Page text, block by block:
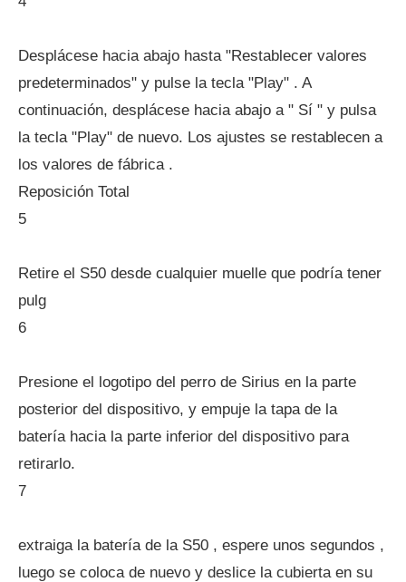
Desplácese hacia abajo hasta "Restablecer valores
predeterminados" y pulse la tecla "Play" . A
continuación, desplácese hacia abajo a " Sí " y pulsa
la tecla "Play" de nuevo. Los ajustes se restablecen a
los valores de fábrica .
Reposición Total
5
Retire el S50 desde cualquier muelle que podría tener
pulg
6
Presione el logotipo del perro de Sirius en la parte
posterior del dispositivo, y empuje la tapa de la
batería hacia la parte inferior del dispositivo para
retirarlo.
7
extraiga la batería de la S50 , espere unos segundos ,
luego se coloca de nuevo y deslice la cubierta en su